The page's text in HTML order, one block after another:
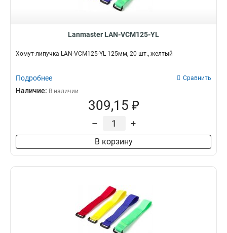
Lanmaster LAN-VCM125-YL
Хомут-липучка LAN-VCM125-YL 125мм, 20 шт., желтый
Подробнее Сравнить
Наличие: В наличии
309,15 ₽
– +
В корзину